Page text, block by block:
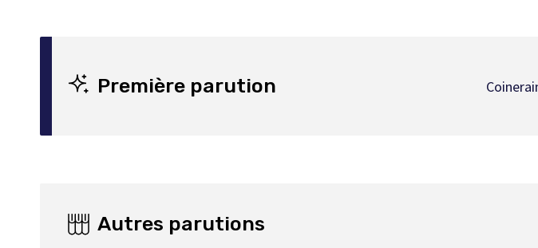
Première parution
Autres parutions